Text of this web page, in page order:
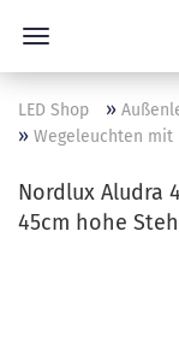
LED Shop »
» Wegeleuchten mit
Nordlux Aludra
45cm hohe